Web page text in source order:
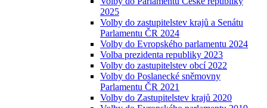
2025
Volby do zastupitelstev krajů a Senátu
Parlamentu ČR 2024
Volby do Evropského parlamentu 2024
Volba prezidenta republiky 2023
Volby do zastupitelstev obcí 2022
Volby do Poslanecké sněmovny
Parlamentu ČR 2021
Volby do Zastupitelstev krajů 2020